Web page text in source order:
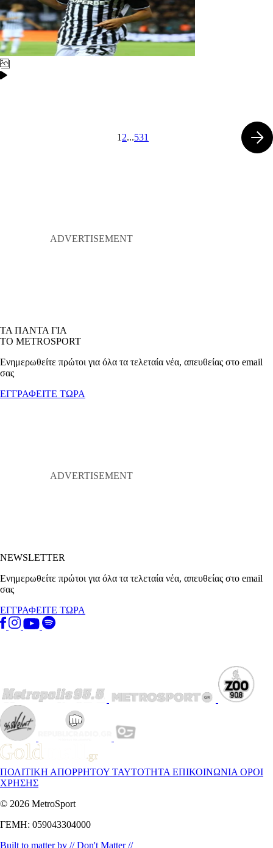
1 2...531
ΤΑ ΠΑΝΤΑ ΓΙΑ
ΤΟ METROSPORT
Ενημερωθείτε πρώτοι για όλα τα τελεταία νέα, απευθείας στο email
σας
ΕΓΓΡΑΦΕΙΤΕ ΤΩΡΑ
NEWSLETTER
Ενημερωθείτε πρώτοι για όλα τα τελεταία νέα, απευθείας στο email
σας
ΕΓΓΡΑΦΕΙΤΕ ΤΩΡΑ
ΠΟΛΙΤΙΚΗ ΑΠΟΡΡΗΤΟΥ ΤΑΥΤΟΤΗΤΑ ΕΠΙΚΟΙΝΩΝΙΑ ΟΡΟΙ
ΧΡΗΣΗΣ
© 2026 MetroSport
ΓΕΜΗ: 059043304000
Built to matter by // Don't Matter //